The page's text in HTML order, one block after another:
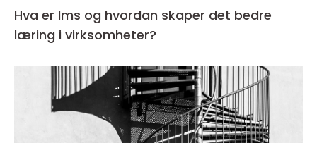
Hva er lms og hvordan skaper det bedre
læring i virksomheter?